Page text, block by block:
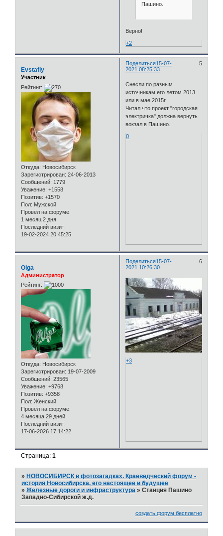
Пашино.
Верно!
+2
Поделиться 5
15-07-
2021 08:25:33
Evstafiy
Участник
Рейтинг:
Откуда: Новосибирск
Зарегистрирован: 24-06-2013
Сообщений: 1779
Уважение: +1558
Позитив: +1570
Пол: Мужской
Провел на форуме:
1 месяц 2 дня
Последний визит:
19-02-2024 20:45:25
Снесли по разным
источникам его летом 2013
или в мае 2015г.
Читал что проект "городская
электричка" должна вернуть
вокзал в Пашино.
0
Поделиться 6
15-07-
2021 10:26:30
Olga
Администратор
Рейтинг:
Откуда: Новосибирск
Зарегистрирован: 19-07-2009
Сообщений: 23565
Уважение: +9768
Позитив: +9358
Пол: Женский
Провел на форуме:
4 месяца 29 дней
Последний визит:
17-06-2026 17:14:22
+3
Страница:1
» НОВОСИБИРСК в фотозагадках. Краеведческий форум -
история Новосибирска, его настоящее и будущее
»Железные дороги и инфраструктура »Станция Пашино
Западно-Сибирской ж.д.
создать форум бесплатно